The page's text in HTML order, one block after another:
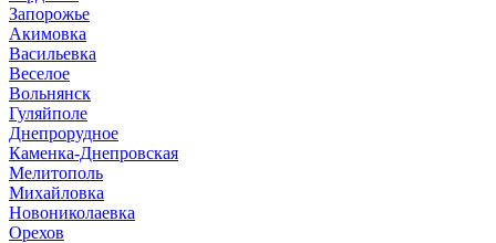
Запорожье
Акимовка
Васильевка
Веселое
Вольнянск
Гуляйполе
Днепрорудное
Каменка-Днепровская
Мелитополь
Михайловка
Новониколаевка
Орехов